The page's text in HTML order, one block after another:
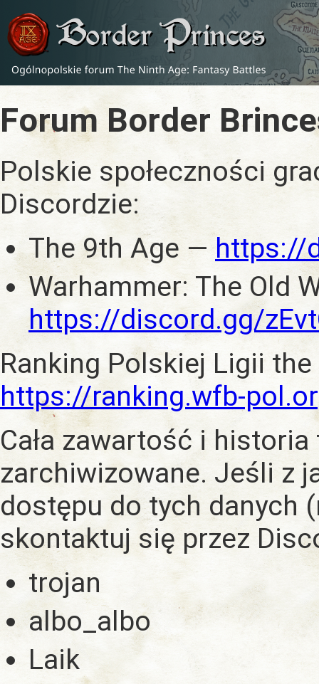
Forum Border
Polskie społeczności
Discordzie:
The 9th Age —https://
Warhammer: The Old
https://discord.gg/
Ranking Polskiej Ligii
https://ranking.wfb-
Cała zawartość i historia
zarchiwizowane. Jeśli z
dostępu do tych danych
skontaktuj się przez
trojan
albo_albo
Laik